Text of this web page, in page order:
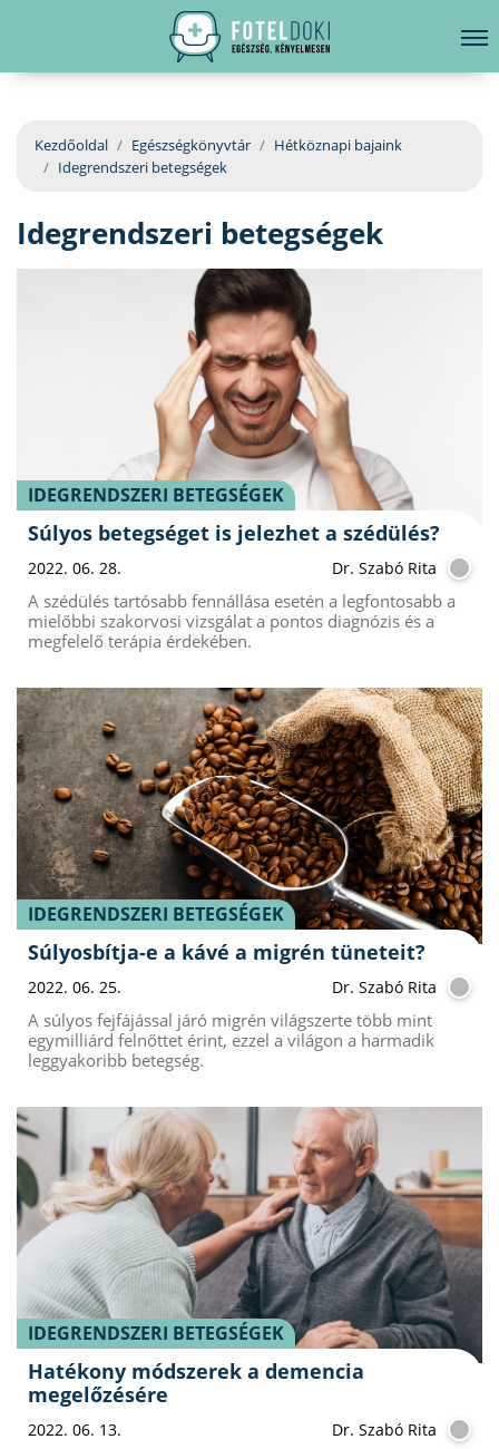
EGÉSZSÉGKÖNYVTÁR
BETEGSÉGKALAUZ
ÜGYELETKERESŐ
ORVOS VÁLASZOL
hirdetés
Kezdőoldal Egészségkönyvtár
Hétköznapi bajaink
Idegrendszeri betegségek
Idegrendszeri betegségek
IDEGRENDSZERI BETEGSÉGEK
Súlyos betegséget is jelezhet a szédülés?
2022. 06. 28. Dr. Szabó Rita
A szédülés tartósabb fennállása esetén a legfontosabb a
mielőbbi szakorvosi vizsgálat a pontos diagnózis és a
megfelelő terápia érdekében.
IDEGRENDSZERI BETEGSÉGEK
Súlyosbítja-e a kávé a migrén tüneteit?
2022. 06. 25. Dr. Szabó Rita
A súlyos fejfájással járó migrén világszerte több mint
egymilliárd felnőttet érint, ezzel a világon a harmadik
leggyakoribb betegség.
IDEGRENDSZERI BETEGSÉGEK
Hatékony módszerek a demencia
megelőzésére
2022. 06. 13. Dr. Szabó Rita